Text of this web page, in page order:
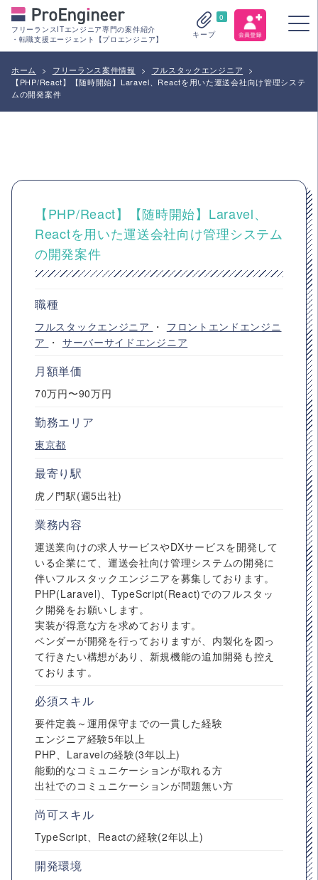
フリーランスITエンジニア専門の案件紹介
・転職支援エージェント【プロエンジニア】
0
キープ
ホーム > フリーランス案件情報 > フルスタックエンジニア
>
【PHP/React】【随時開始】Laravel、Reactを用いた運送会社向け管理システ
ムの開発案件
【PHP/React】【随時開始】Laravel、
Reactを用いた運送会社向け管理システム
の開発案件
職種
フルスタックエンジニア ・ フロントエンドエンジニ
ア ・ サーバーサイドエンジニア
月額単価
70万円〜90万円
勤務エリア
東京都
最寄り駅
虎ノ門駅(週5出社)
業務内容
運送業向けの求人サービスやDXサービスを開発して
いる企業にて、運送会社向け管理システムの開発に
伴いフルスタックエンジニアを募集しております。
PHP(Laravel)、TypeScript(React)でのフルスタッ
ク開発をお願いします。
実装が得意な方を求めております。
ベンダーが開発を行っておりますが、内製化を図っ
て行きたい構想があり、新規機能の追加開発も控え
ております。
必須スキル
要件定義～運用保守までの一貫した経験
エンジニア経験5年以上
PHP、Laravelの経験(3年以上)
能動的なコミュニケーションが取れる方
出社でのコミュニケーションが問題無い方
尚可スキル
TypeScript、Reactの経験(2年以上)
開発環境